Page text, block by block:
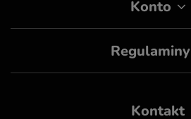
Konto
Regulaminy
Kontakt